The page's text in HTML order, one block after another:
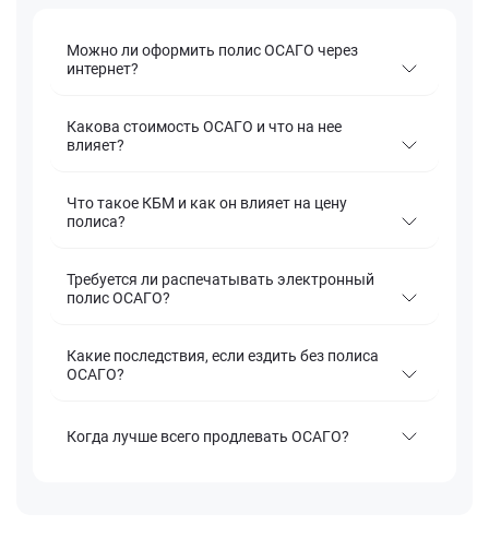
Можно ли оформить полис ОСАГО через
интернет?
Какова стоимость ОСАГО и что на нее
влияет?
Что такое КБМ и как он влияет на цену
полиса?
Требуется ли распечатывать электронный
полис ОСАГО?
Какие последствия, если ездить без полиса
ОСАГО?
Когда лучше всего продлевать ОСАГО?